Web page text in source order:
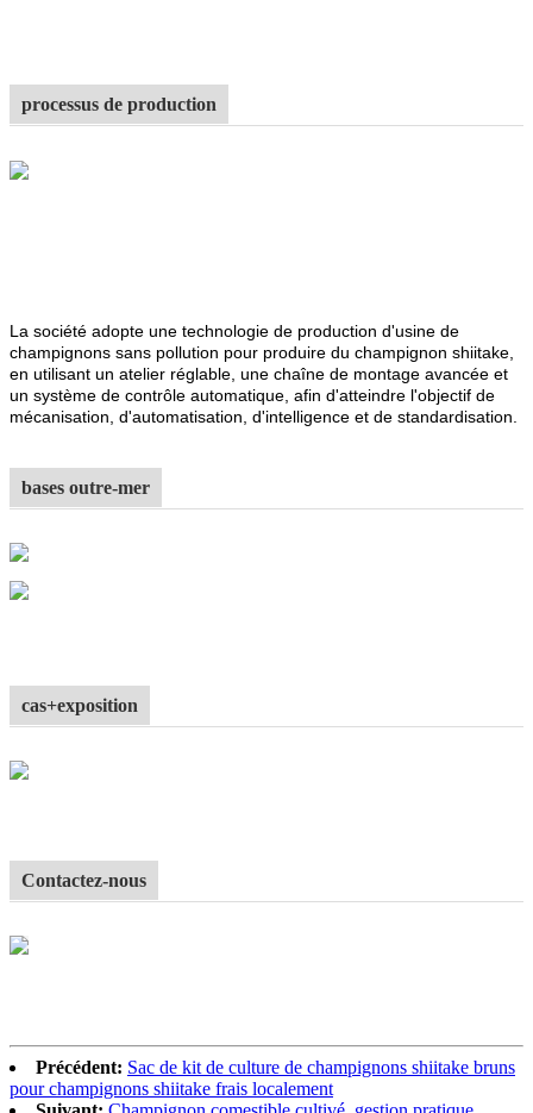
processus de production
La société adopte une technologie de production d'usine de
champignons sans pollution pour produire du champignon shiitake,
en utilisant un atelier réglable, une chaîne de montage avancée et
un système de contrôle automatique, afin d'atteindre l'objectif de
mécanisation, d'automatisation, d'intelligence et de standardisation.
bases outre-mer
cas+exposition
Contactez-nous
Précédent: Sac de kit de culture de champignons shiitake bruns
pour champignons shiitake frais localement